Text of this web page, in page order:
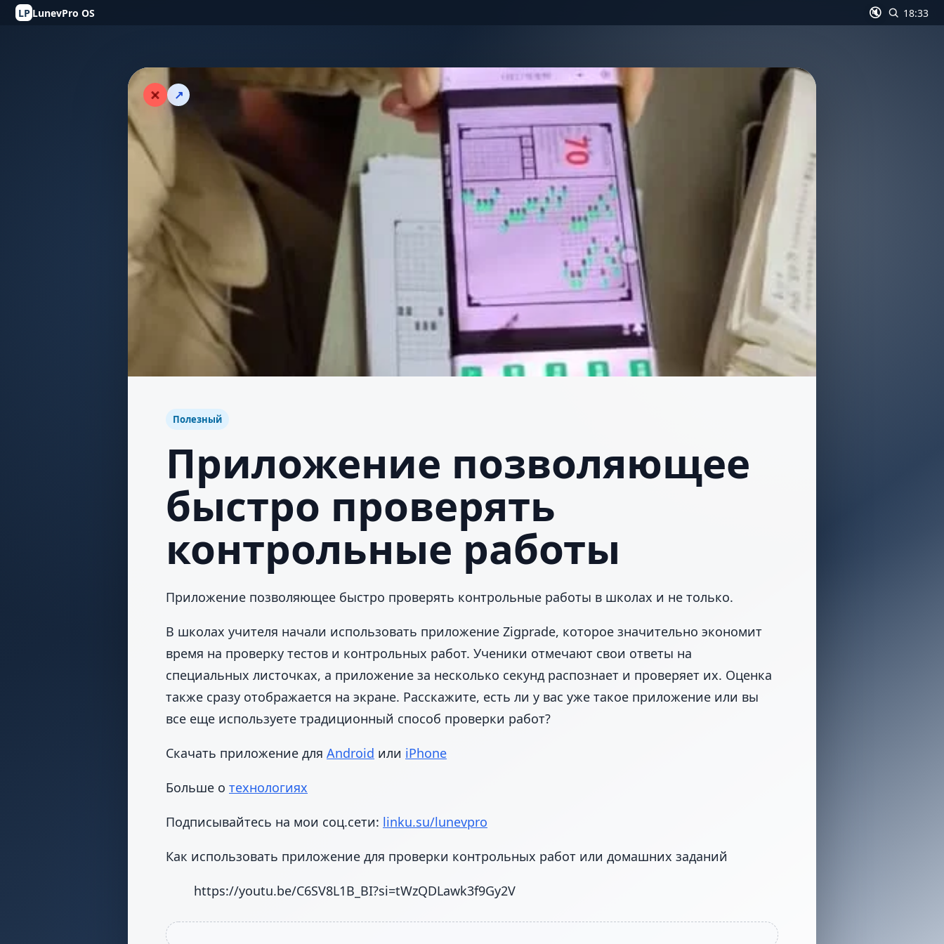
LP LunevPro OS 🔇 18:33
↗
Полезный
Приложение позволяющее
быстро проверять
контрольные работы
Приложение позволяющее быстро проверять контрольные работы в школах и не только.
В школах учителя начали использовать приложение Zigprade, которое значительно экономит
время на проверку тестов и контрольных работ. Ученики отмечают свои ответы на
специальных листочках, а приложение за несколько секунд распознает и проверяет их. Оценка
также сразу отображается на экране. Расскажите, есть ли у вас уже такое приложение или вы
все еще используете традиционный способ проверки работ?
Скачать приложение для Android или iPhone
Больше о технологиях
Подписывайтесь на мои соц.сети: linku.su/lunevpro
Как использовать приложение для проверки контрольных работ или домашних заданий
https://youtu.be/C6SV8L1B_BI?si=tWzQDLawk3f9Gy2V